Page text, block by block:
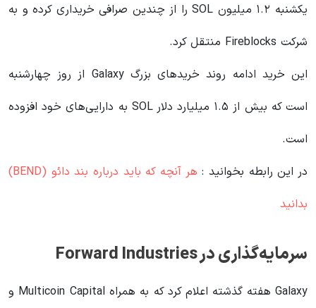
یکشنبه ۱.۲ میلیون SOL را از چندین صرافی خریداری کرده و به
شرکت Fireblocks منتقل کرد.
این خرید ادامه روند خریدهای بزرگ Galaxy از روز چهارشنبه
است که بیش از ۱.۵ میلیارد دلار SOL به دارایی‌های خود افزوده
است.
در این رابطه بخوانید‌ :
هر آنچه که باید درباره بند دائو (BEND)
بدانید
سرمایه‌گذاری در Forward Industries
Galaxy هفته گذشته اعلام کرد که به همراه Multicoin Capital و